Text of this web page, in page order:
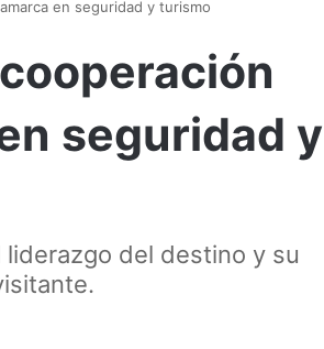
en seguridad y turismo
seguridad y
del destino y su